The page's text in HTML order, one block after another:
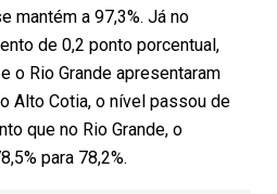
mantém a 97,3%. Já no
de 0,2 ponto porcentual,
o Rio Grande apresentaram
Alto Cotia, o nível passou de
que no Rio Grande, o
para 78,2%.